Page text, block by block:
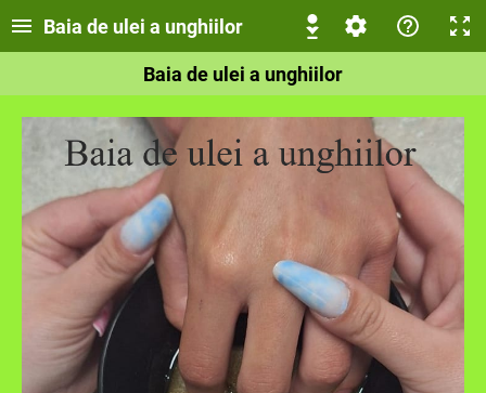
Baia de ulei a unghiilor
Baia de ulei a unghiilor